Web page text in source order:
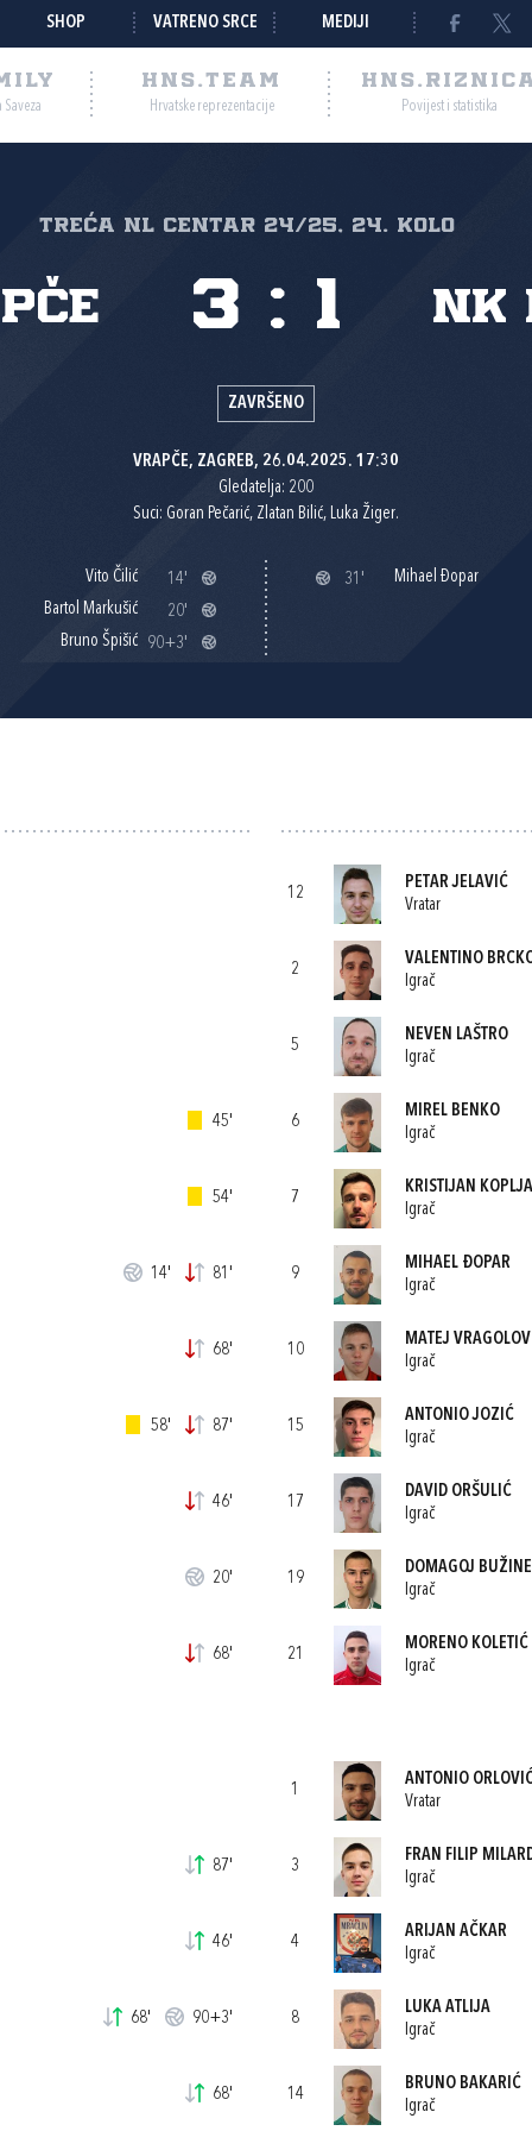
SHOP VATRENO SRCE MEDIJI
HNS.TEAM
Hrvatske reprezentacije Povijest i statistika
Treća NL Centar 24/25, 24. kolo
NK
3 : 1
ZAVRŠENO
VRAPČE, ZAGREB, 26.04.2025. 17:30
Gledatelja: 200
Suci: Goran Pečarić, Zlatan Bilić, Luka Žiger.
Vito Čilić
14'
Bartol Markušić
20'
Bruno Špišić
90+3'
31' Mihael Đopar
45'
54'
14' 81'
68'
58' 87'
46'
20'
68'
87'
46'
68' 90+3'
68'
12
PETAR JELAVIĆ
Vratar
2
VALENTINO
Igrač
5
NEVEN LAŠTRO
Igrač
6
MIREL BENKO
Igrač
7
KRISTIJAN
Igrač
9
MIHAEL ĐOPAR
Igrač
10
MATEJ
Igrač
15
ANTONIO JOZIĆ
Igrač
17
DAVID ORŠULIĆ
Igrač
19
DOMAGOJ
Igrač
21
MORENO KOLETIĆ
Igrač
1
ANTONIO
Vratar
3
FRAN FILIP
Igrač
4
ARIJAN AČKAR
Igrač
8
LUKA ATLIJA
Igrač
14
BRUNO BAKARIĆ
Igrač